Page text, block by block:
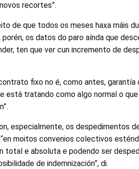
recortes”.
de que todos os meses haxa máis
porén, os datos do paro aínda que
ten que ver cun incremento de
fixo no é, como antes, garantía
está tratando como algo normal o
especialmente, os despedimentos
moitos convenios colectivos
total e absoluta e podendo ser
de indemnización”, di.